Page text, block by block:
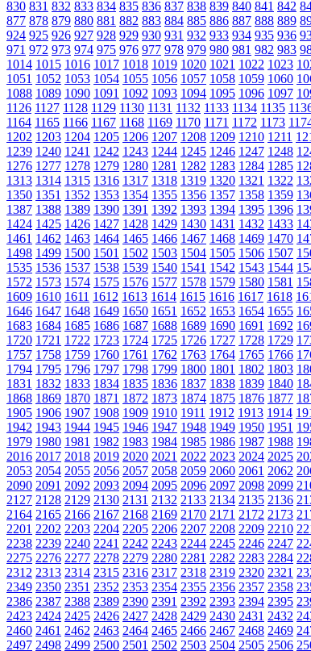
830 831 832 833 834 835 836 837 838 839 840 841 842
877 878 879 880 881 882 883 884 885 886 887 888 889
924 925 926 927 928 929 930 931 932 933 934 935 936
971 972 973 974 975 976 977 978 979 980 981 982 983
1014 1015 1016 1017 1018 1019 1020 1021 1022 1023
1051 1052 1053 1054 1055 1056 1057 1058 1059 1060
1088 1089 1090 1091 1092 1093 1094 1095 1096 1097
1126 1127 1128 1129 1130 1131 1132 1133 1134 1135
1164 1165 1166 1167 1168 1169 1170 1171 1172 1173
1202 1203 1204 1205 1206 1207 1208 1209 1210 1211
1239 1240 1241 1242 1243 1244 1245 1246 1247 1248
1276 1277 1278 1279 1280 1281 1282 1283 1284 1285
1313 1314 1315 1316 1317 1318 1319 1320 1321 1322
1350 1351 1352 1353 1354 1355 1356 1357 1358 1359
1387 1388 1389 1390 1391 1392 1393 1394 1395 1396
1424 1425 1426 1427 1428 1429 1430 1431 1432 1433
1461 1462 1463 1464 1465 1466 1467 1468 1469 1470
1498 1499 1500 1501 1502 1503 1504 1505 1506 1507
1535 1536 1537 1538 1539 1540 1541 1542 1543 1544
1572 1573 1574 1575 1576 1577 1578 1579 1580 1581
1609 1610 1611 1612 1613 1614 1615 1616 1617 1618
1646 1647 1648 1649 1650 1651 1652 1653 1654 1655
1683 1684 1685 1686 1687 1688 1689 1690 1691 1692
1720 1721 1722 1723 1724 1725 1726 1727 1728 1729
1757 1758 1759 1760 1761 1762 1763 1764 1765 1766
1794 1795 1796 1797 1798 1799 1800 1801 1802 1803
1831 1832 1833 1834 1835 1836 1837 1838 1839 1840
1868 1869 1870 1871 1872 1873 1874 1875 1876 1877
1905 1906 1907 1908 1909 1910 1911 1912 1913 1914
1942 1943 1944 1945 1946 1947 1948 1949 1950 1951
1979 1980 1981 1982 1983 1984 1985 1986 1987 1988
2016 2017 2018 2019 2020 2021 2022 2023 2024 2025
2053 2054 2055 2056 2057 2058 2059 2060 2061 2062
2090 2091 2092 2093 2094 2095 2096 2097 2098 2099
2127 2128 2129 2130 2131 2132 2133 2134 2135 2136
2164 2165 2166 2167 2168 2169 2170 2171 2172 2173
2201 2202 2203 2204 2205 2206 2207 2208 2209 2210
2238 2239 2240 2241 2242 2243 2244 2245 2246 2247
2275 2276 2277 2278 2279 2280 2281 2282 2283 2284
2312 2313 2314 2315 2316 2317 2318 2319 2320 2321
2349 2350 2351 2352 2353 2354 2355 2356 2357 2358
2386 2387 2388 2389 2390 2391 2392 2393 2394 2395
2423 2424 2425 2426 2427 2428 2429 2430 2431 2432
2460 2461 2462 2463 2464 2465 2466 2467 2468 2469
2497 2498 2499 2500 2501 2502 2503 2504 2505 2506